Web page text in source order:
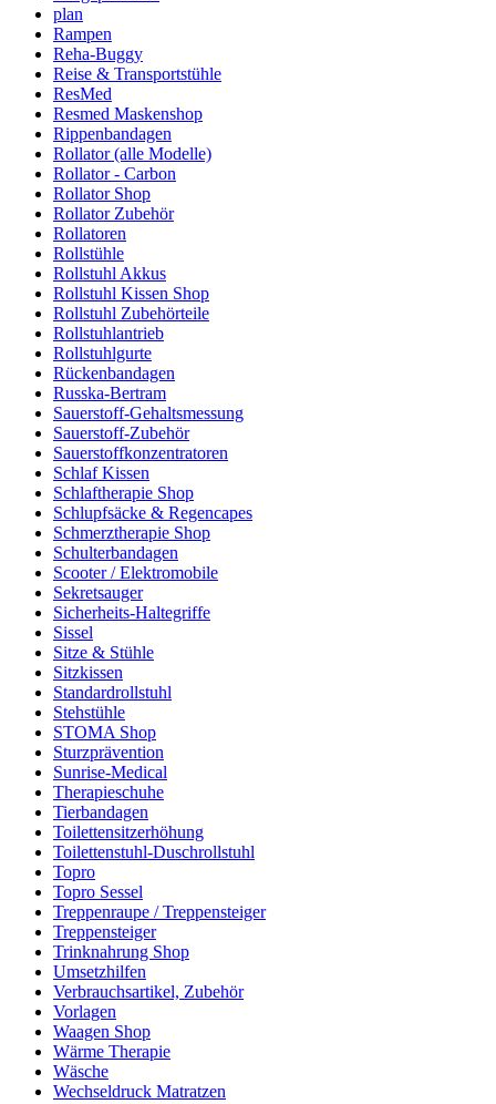
plan
Rampen
Reha-Buggy
Reise & Transportstühle
ResMed
Resmed Maskenshop
Rippenbandagen
Rollator (alle Modelle)
Rollator - Carbon
Rollator Shop
Rollator Zubehör
Rollatoren
Rollstühle
Rollstuhl Akkus
Rollstuhl Kissen Shop
Rollstuhl Zubehörteile
Rollstuhlantrieb
Rollstuhlgurte
Rückenbandagen
Russka-Bertram
Sauerstoff-Gehaltsmessung
Sauerstoff-Zubehör
Sauerstoffkonzentratoren
Schlaf Kissen
Schlaftherapie Shop
Schlupfsäcke & Regencapes
Schmerztherapie Shop
Schulterbandagen
Scooter / Elektromobile
Sekretsauger
Sicherheits-Haltegriffe
Sissel
Sitze & Stühle
Sitzkissen
Standardrollstuhl
Stehstühle
STOMA Shop
Sturzprävention
Sunrise-Medical
Therapieschuhe
Tierbandagen
Toilettensitzerhöhung
Toilettenstuhl-Duschrollstuhl
Topro
Topro Sessel
Treppenraupe / Treppensteiger
Treppensteiger
Trinknahrung Shop
Umsetzhilfen
Verbrauchsartikel, Zubehör
Vorlagen
Waagen Shop
Wärme Therapie
Wäsche
Wechseldruck Matratzen